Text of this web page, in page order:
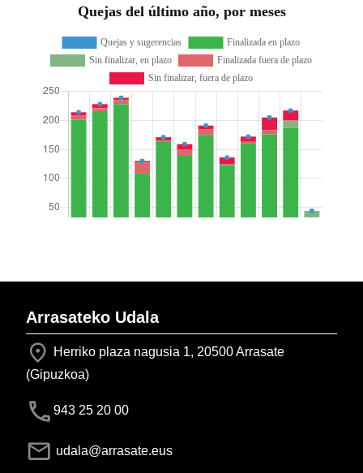
Arrasateko Udala
Herriko plaza nagusia 1, 20500 Arrasate
(Gipuzkoa)
943 25 20 00
udala@arrasate.eus